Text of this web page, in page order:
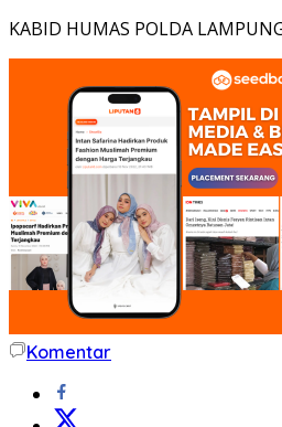
KABID HUMAS POLDA
Komentar